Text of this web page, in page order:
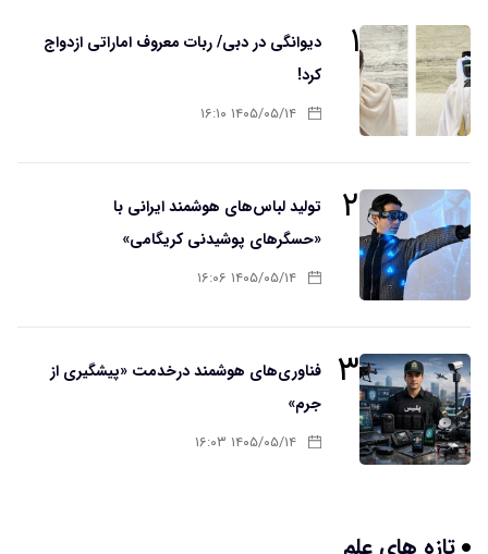
۱
دیوانگی در دبی/ ربات معروف اماراتی ازدواج
کرد!
۱۴۰۵/۰۵/۱۴ ۱۶:۱۰
۲
تولید لباس‌های هوشمند ایرانی با
«حسگرهای پوشیدنی کریگامی»
۱۴۰۵/۰۵/۱۴ ۱۶:۰۶
۳
فناوری‌های هوشمند درخدمت «پیشگیری از
جرم»
۱۴۰۵/۰۵/۱۴ ۱۶:۰۳
تازه های علم